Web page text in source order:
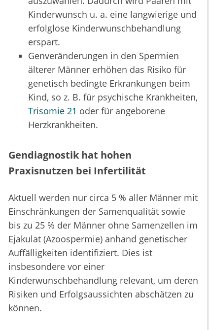
Kinderwunsch u. a. eine langwierige und
erfolglose Kinderwunschbehandlung
erspart.
Genveränderungen in den Spermien
älterer Männer erhöhen das Risiko für
genetisch bedingte Erkrankungen beim
Kind, so z. B. für psychische Krankheiten,
Trisomie 21 oder für angeborene
Herzkrankheiten.
Gendiagnostik hat hohen
Praxisnutzen bei Infertilität
Aktuell werden nur circa 5 % aller Männer mit
Einschränkungen der Samenqualität sowie
bis zu 25 % der Männer ohne Samenzellen im
Ejakulat (Azoospermie) anhand genetischer
Auffälligkeiten identifiziert. Dies ist
insbesondere vor einer
Kinderwunschbehandlung relevant, um deren
Risiken und Erfolgsaussichten abschätzen zu
können.